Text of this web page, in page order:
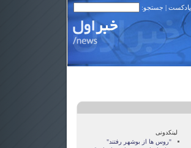
پادکست | جستجو:
لینکدونی
"روس ها از بوشهر رفتند"